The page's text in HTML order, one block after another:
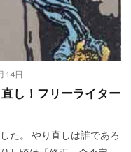
14日
し！フリーライター
た。 やり直しは誰であろ